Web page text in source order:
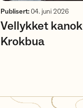
Publisert:04. juni 2026
Vellykket
Krokbua